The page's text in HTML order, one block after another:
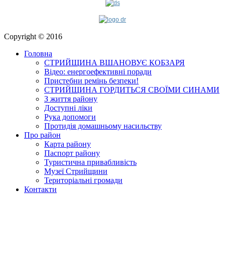
Copyright © 2016
Головна
СТРИЙЩИНА ВШАНОВУЄ КОБЗАРЯ
Відео: енергоефективні поради
Пристебни ремінь безпеки!
СТРИЙЩИНА ГОРДИТЬСЯ СВОЇМИ СИНАМИ
З життя району
Доступні ліки
Рука допомоги
Протидія домашньому насильству
Про район
Карта району
Паспорт району
Туристична привабливість
Музеї Стрийщини
Територіальні громади
Контакти